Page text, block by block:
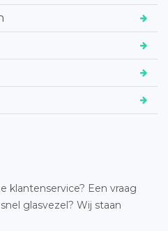
klantenservice? Een vraag
glasvezel? Wij staan